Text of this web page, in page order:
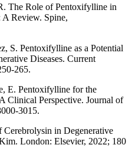
The Role of Pentoxifylline in
Review. Spine,
S. Pentoxifylline as a Potential
Diseases. Current
265.
E. Pentoxifylline for the
Clinical Perspective. Journal of
3015.
in Degenerative
London: Elsevier, 2022; 180